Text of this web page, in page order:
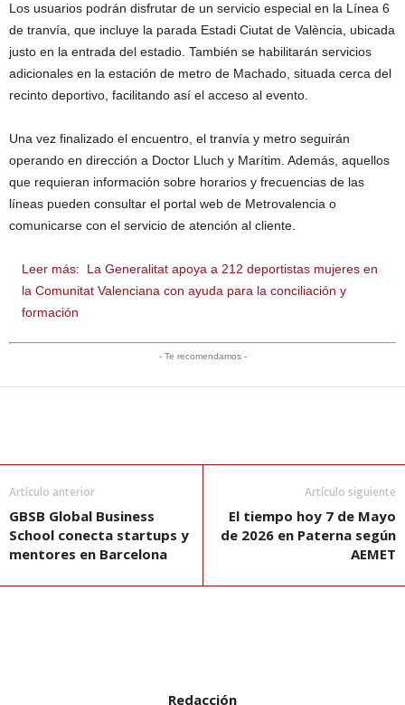
Los usuarios podrán disfrutar de un servicio especial en la Línea 6
de tranvía, que incluye la parada Estadi Ciutat de València, ubicada
justo en la entrada del estadio. También se habilitarán servicios
adicionales en la estación de metro de Machado, situada cerca del
recinto deportivo, facilitando así el acceso al evento.
Una vez finalizado el encuentro, el tranvía y metro seguirán
operando en dirección a Doctor Lluch y Marítim. Además, aquellos
que requieran información sobre horarios y frecuencias de las
líneas pueden consultar el portal web de Metrovalencia o
comunicarse con el servicio de atención al cliente.
Leer más:
La Generalitat apoya a 212 deportistas mujeres en
la Comunitat Valenciana con ayuda para la conciliación y
formación
- Te recomendamos -
Artículo anterior
GBSB Global Business
School conecta startups y
mentores en Barcelona
Artículo siguiente
El tiempo hoy 7 de Mayo
de 2026 en Paterna según
AEMET
Redacción